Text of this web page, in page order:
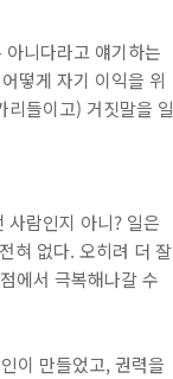
니다라고 얘기하는
떻게 자기 이익을 위
들이고) 거짓말을 일
람인지 아니? 일은
혀 없다. 오히려 더 잘
에서 극복해나갈 수
이 만들었고, 권력을